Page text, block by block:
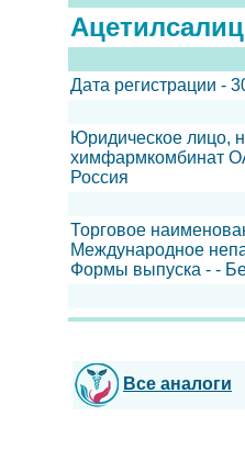
Дата регистрации -
Юридическое лицо,
химфармкомбинат
Россия
Торговое
Международное
Формы выпуска - -
Все аналоги